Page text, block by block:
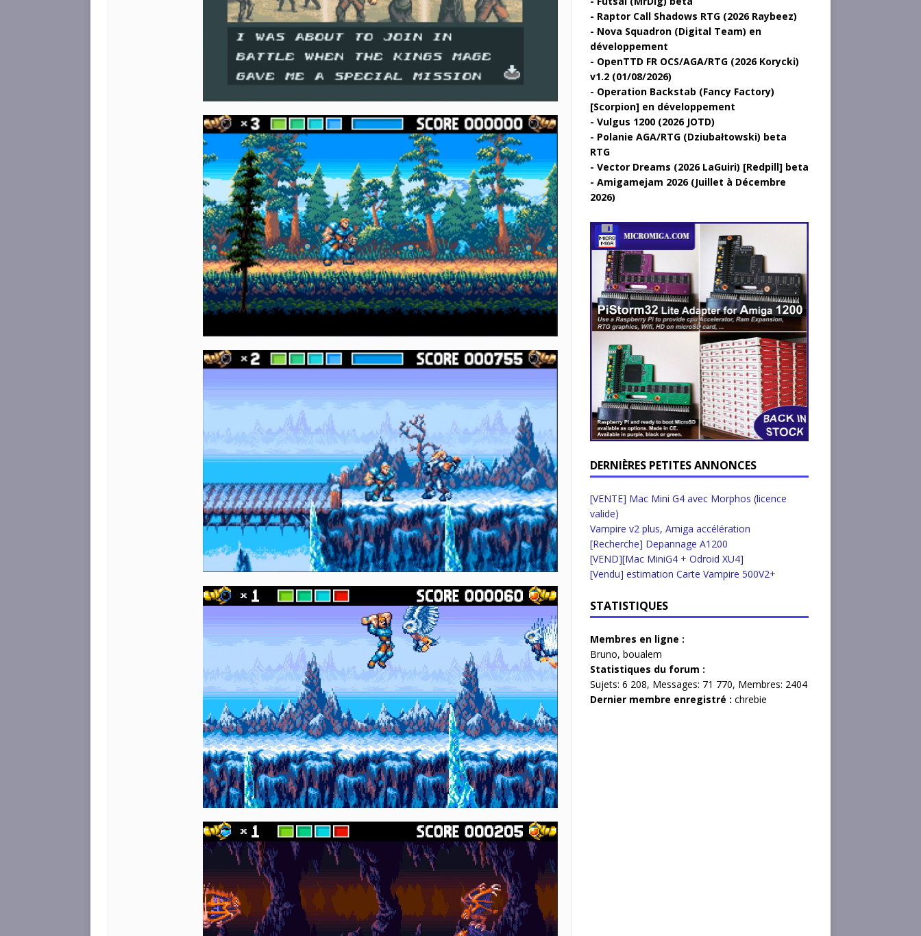
Raptor Call Shadows RTG (2026 Raybeez)
Nova Squadron (Digital Team) en
développement
OpenTTD FR OCS/AGA/RTG (2026 Korycki)
v1.2 (01/08/2026)
Operation Backstab (Fancy Factory)
[Scorpion] en développement
Vulgus 1200 (2026 JOTD)
Polanie AGA/RTG (Dziubałtowski) beta
RTG
Vector Dreams (2026 LaGuiri) [Redpill] beta
Amigamejam 2026 (Juillet à Décembre
2026)
DERNIÈRES PETITES ANNONCES
[VENTE] Mac Mini G4 avec Morphos (licence
valide)
Vampire v2 plus, Amiga accélération
[Recherche] Depannage A1200
[VEND][Mac MiniG4 + Odroid XU4]
[Vendu] estimation Carte Vampire 500V2+
STATISTIQUES
Membres en ligne :
Bruno, boualem
Statistiques du forum :
Sujets: 6 208, Messages: 71 770, Membres: 2404
Dernier membre enregistré : chrebie